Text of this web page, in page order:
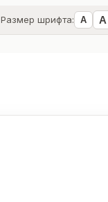
Размер шрифта: А А